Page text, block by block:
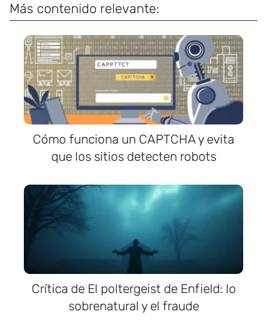
Más contenido relevante:
Cómo funciona un CAPTCHA y evita
que los sitios detecten robots
Crítica de El poltergeist de Enfield: lo
sobrenatural y el fraude